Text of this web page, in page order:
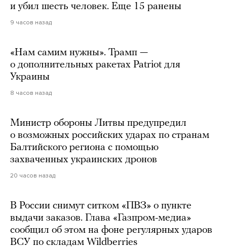
и убил шесть человек. Еще 15 ранены
9 часов назад
«Нам самим нужны». Трамп —
о дополнительных ракетах Patriot для
Украины
8 часов назад
Министр обороны Литвы предупредил
о возможных российских ударах по странам
Балтийского региона с помощью
захваченных украинских дронов
20 часов назад
В России снимут ситком «ПВЗ» о пункте
выдачи заказов. Глава «Газпром-медиа»
сообщил об этом на фоне регулярных ударов
ВСУ по складам Wildberries